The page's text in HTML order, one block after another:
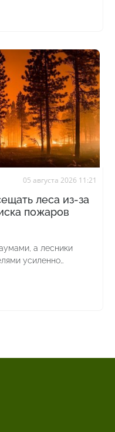
05 августа 2026 11:21
леса из-за
пожаров
а лесники
усиленно